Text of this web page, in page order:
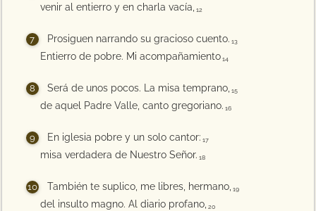
venir al entierro y en charla vacía, 12
Prosiguen narrando su gracioso cuento. 13
Entierro de pobre. Mi acompañamiento 14
Será de unos pocos. La misa temprano, 15
de aquel Padre Valle, canto gregoriano. 16
En iglesia pobre y un solo cantor: 17
misa verdadera de Nuestro Señor. 18
También te suplico, me libres, hermano, 19
del insulto magno. Al diario profano, 20